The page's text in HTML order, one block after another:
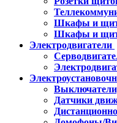
Шкафы и
Шкафы и
Электродвигатели
Датчики